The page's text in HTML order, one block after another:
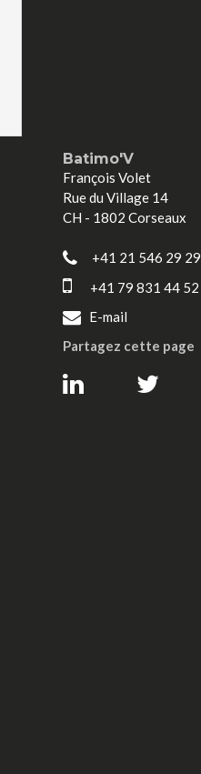
Batimo'V
François Volet
Rue du Village 14
CH - 1802 Corseaux
+41 21 546 29 29
+41 79 831 44 52
E-mail
Partagez cette page